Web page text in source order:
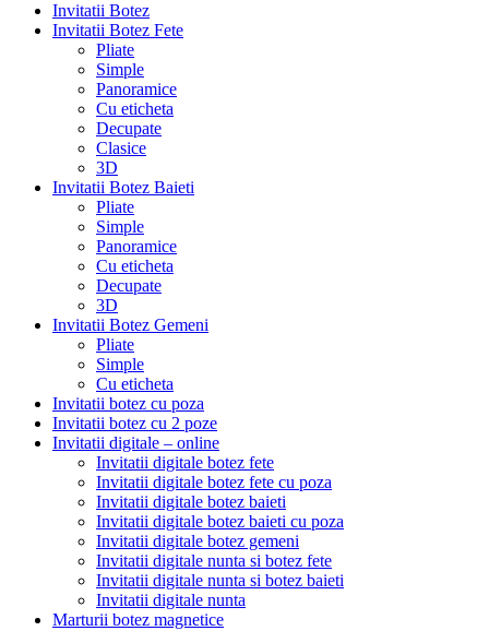
Invitatii Botez
Invitatii Botez Fete
Pliate
Simple
Panoramice
Cu eticheta
Decupate
Clasice
3D
Invitatii Botez Baieti
Pliate
Simple
Panoramice
Cu eticheta
Decupate
3D
Invitatii Botez Gemeni
Pliate
Simple
Cu eticheta
Invitatii botez cu poza
Invitatii botez cu 2 poze
Invitatii digitale – online
Invitatii digitale botez fete
Invitatii digitale botez fete cu poza
Invitatii digitale botez baieti
Invitatii digitale botez baieti cu poza
Invitatii digitale botez gemeni
Invitatii digitale nunta si botez fete
Invitatii digitale nunta si botez baieti
Invitatii digitale nunta
Marturii botez magnetice